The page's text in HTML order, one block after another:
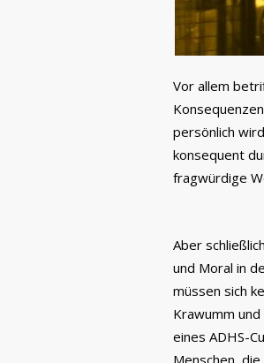
Vor allem
persönlich
konsequent
fragwürdige
Aber
und Moral in
müssen sich
Krawumm
eines ADHS-